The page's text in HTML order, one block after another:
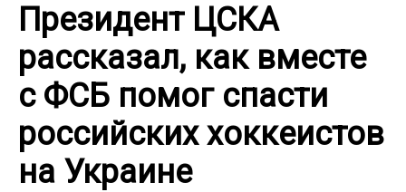
Президент ЦСКА
рассказал, как вместе
с ФСБ помог спасти
российских хоккеистов
на Украине